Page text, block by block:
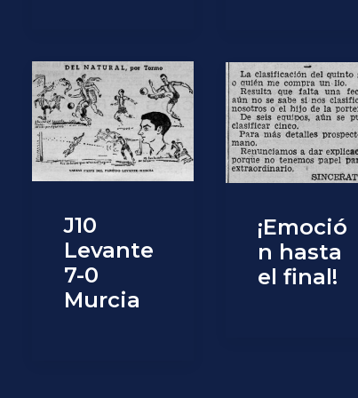
J10
Levante
7-0
Murcia
¡Emoció
n hasta
el final!